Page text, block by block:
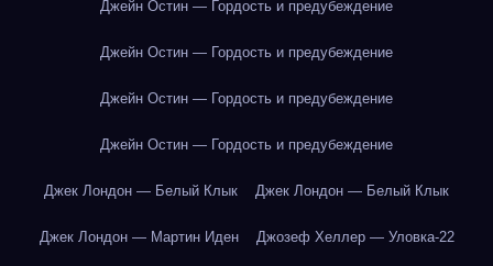
Джейн Остин — Гордость и предубеждение
Джейн Остин — Гордость и предубеждение
Джейн Остин — Гордость и предубеждение
Джейн Остин — Гордость и предубеждение
Джек Лондон — Белый Клык Джек Лондон — Белый Клык
Джек Лондон — Мартин Иден Джозеф Хеллер — Уловка-22